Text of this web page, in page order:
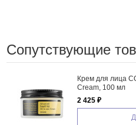
Сопутствующие
Крем для лица
Cream, 100 мл
2 425 ₽